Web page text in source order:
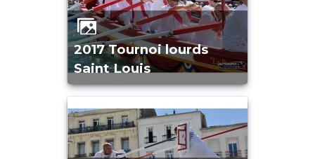
2017 Tournoi lourds
Saint Louis